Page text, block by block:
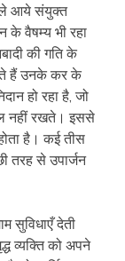
आये संयुक्त
के वैषम्य भी रहा
की गति के
हैं उनके कर के
हो रहा है, जो
नहीं रखते। इससे
है। कई तीस
तरह से उपार्जन
सुविधाएँ देती
व्यक्ति को अपने